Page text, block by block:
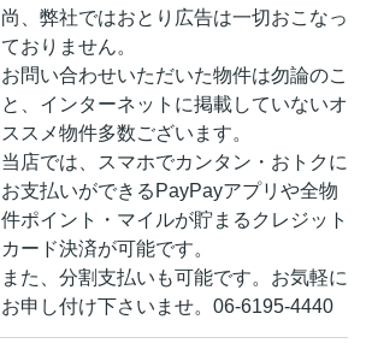
尚、弊社ではおとり広告は一切おこなっ
ておりません。
お問い合わせいただいた物件は勿論のこ
と、インターネットに掲載していないオ
ススメ物件多数ございます。
当店では、スマホでカンタン・おトクに
お支払いができるPayPayアプリや全物
件ポイント・マイルが貯まるクレジット
カード決済が可能です。
また、分割支払いも可能です。お気軽に
お申し付け下さいませ。06-6195-4440